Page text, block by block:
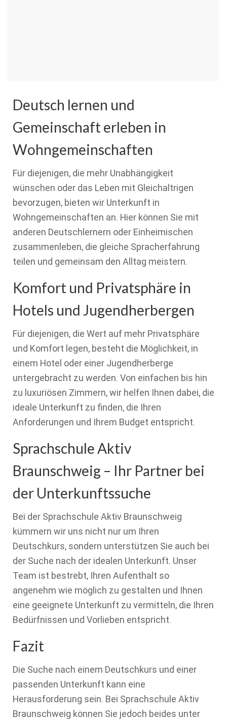
Deutsch lernen und
Gemeinschaft erleben in
Wohngemeinschaften
Für diejenigen, die mehr Unabhängigkeit
wünschen oder das Leben mit Gleichaltrigen
bevorzugen, bieten wir Unterkunft in
Wohngemeinschaften an. Hier können Sie mit
anderen Deutschlernern oder Einheimischen
zusammenleben, die gleiche Spracherfahrung
teilen und gemeinsam den Alltag meistern.
Komfort und Privatsphäre in
Hotels und Jugendherbergen
Für diejenigen, die Wert auf mehr Privatsphäre
und Komfort legen, besteht die Möglichkeit, in
einem Hotel oder einer Jugendherberge
untergebracht zu werden. Von einfachen bis hin
zu luxuriösen Zimmern, wir helfen Ihnen dabei, die
ideale Unterkunft zu finden, die Ihren
Anforderungen und Ihrem Budget entspricht.
Sprachschule Aktiv
Braunschweig – Ihr Partner bei
der Unterkunftssuche
Bei der Sprachschule Aktiv Braunschweig
kümmern wir uns nicht nur um Ihren
Deutschkurs, sondern unterstützen Sie auch bei
der Suche nach der idealen Unterkunft. Unser
Team ist bestrebt, Ihren Aufenthalt so
angenehm wie möglich zu gestalten und Ihnen
eine geeignete Unterkunft zu vermitteln, die Ihren
Bedürfnissen und Vorlieben entspricht.
Fazit
Die Suche nach einem Deutschkurs und einer
passenden Unterkunft kann eine
Herausforderung sein. Bei Sprachschule Aktiv
Braunschweig können Sie jedoch beides unter